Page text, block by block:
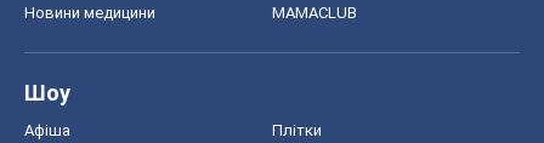
Новини медицини MAMACLUB
Шоу
Афіша Плітки